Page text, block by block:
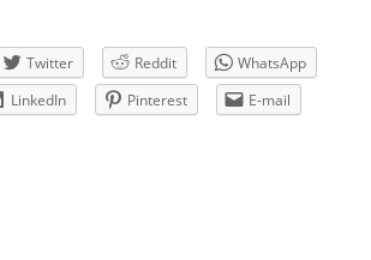
Twitter Reddit
WhatsApp
LinkedIn Pinterest
E-mail